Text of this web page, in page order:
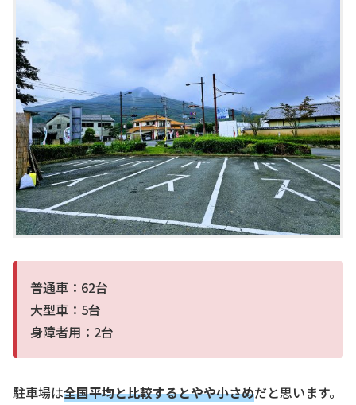
普通車：62台
大型車：5台
身障者用：2台
駐車場は全国平均と比較するとやや小さめだと思います。